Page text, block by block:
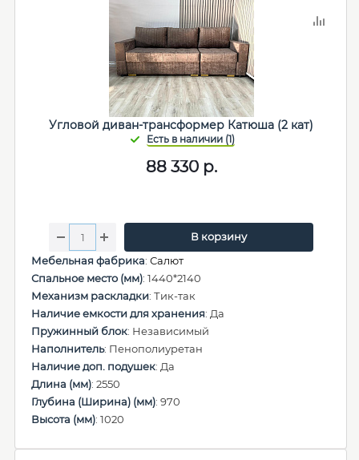
Угловой диван-трансформер Катюша (2 кат)
88 330р.
В корзину
Мебельная фабрика: Салют
Спальное место (мм): 1440*2140
Механизм раскладки: Тик-так
Наличие емкости для хранения: Да
Пружинный блок: Независимый
Наполнитель: Пенополиуретан
Наличие доп. подушек: Да
Длина (мм): 2550
Глубина (Ширина) (мм): 970
Высота (мм): 1020